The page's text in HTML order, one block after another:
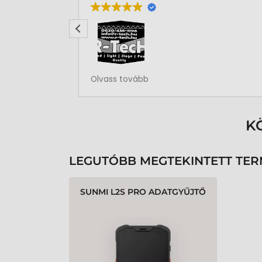
Rendben volt a rendelésem
Olvass tovább
LEGUTÓBB MEGTEKINTETT
SUNMI L2S PRO ADATGYŰJTŐ